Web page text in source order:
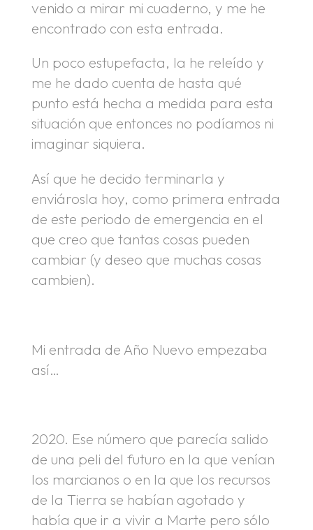
venido a mirar mi cuaderno, y me he
encontrado con esta entrada.
Un poco estupefacta, la he releído y
me he dado cuenta de hasta qué
punto está hecha a medida para esta
situación que entonces no podíamos ni
imaginar siquiera.
Así que he decido terminarla y
enviárosla hoy, como primera entrada
de este periodo de emergencia en el
que creo que tantas cosas pueden
cambiar (y deseo que muchas cosas
cambien).
Mi entrada de Año Nuevo empezaba
así…
2020. Ese número que parecía salido
de una peli del futuro en la que venían
los marcianos o en la que los recursos
de la Tierra se habían agotado y
había que ir a vivir a Marte pero sólo